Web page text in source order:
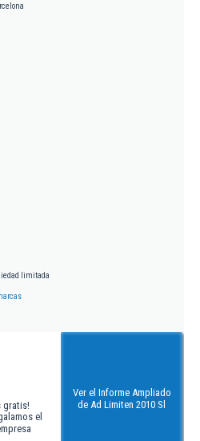
limitada
gratis!
el
Ver el Informe Ampliado
de Ad Limiten 2010 Sl